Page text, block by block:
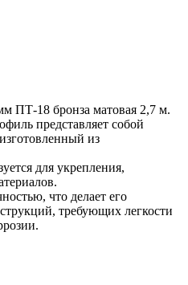
ПТ-18 бронза матовая 2,7 м.
представляет собой
из
для укрепления,
что делает его
требующих легкости